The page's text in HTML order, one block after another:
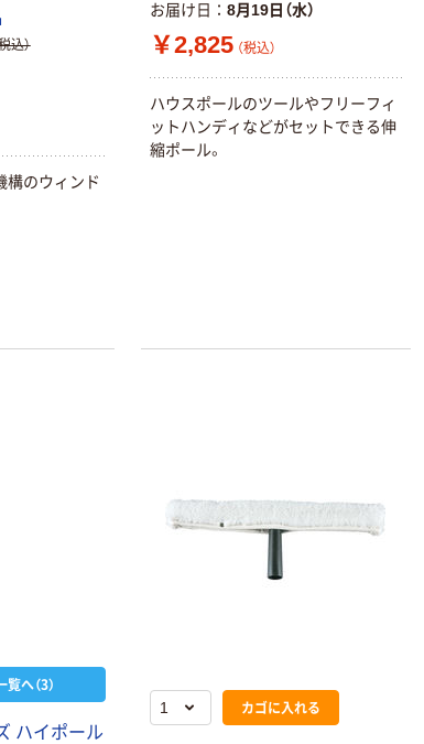
込）
構のウィンド
お届け日 8月19日（水）
￥2,825 （税込）
ハウスポールのツールやフリーフィ
ットハンディなどがセットできる伸
縮ポール。
へ（3）
ハイポール
カゴに入れる